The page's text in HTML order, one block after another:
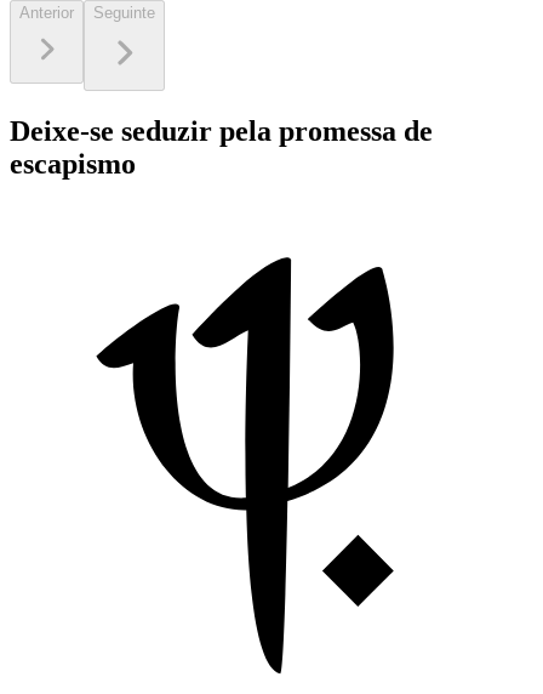
Anterior Seguinte
Deixe-se seduzir pela promessa de
escapismo